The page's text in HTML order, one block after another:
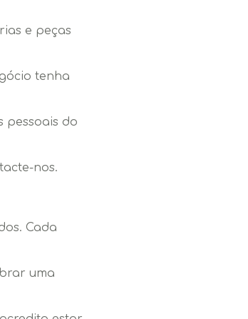
e peças
tenha
pessoais do
nos.
Cada
uma